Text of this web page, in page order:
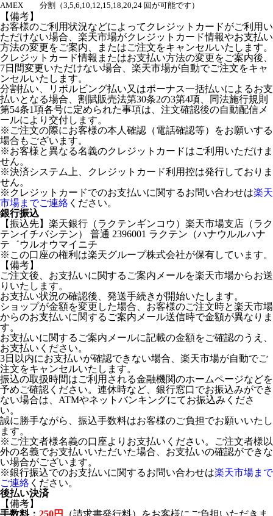
AMEX
分割（3,5,6,10,12,15,18,20,24 回が可能です）
【備考】
お客様のご利用状況などによってクレジットカードがご利用い
ただけない場合、楽天市場がクレジットカード情報やお支払い
方法の変更をご案内、またはご注文をキャンセルいたします。
クレジットカード情報またはお支払い方法の変更をご案内後、
7日間変更いただけない場合、楽天市場が自動でご注文をキャ
ンセルいたします。
分割払い、リボルビング払い又はボーナス一括払いによるお支
払いとなる場合、割賦販売法第30条2の3第4項、同法施行規則
第54条1項各号に定められた事項は、注文確認後の自動配信メ
ールにより交付します。
※ご注文の際にお客様の本人確認（電話確認等）をお願いする
場合もございます。
※お客様と異なる名義のクレジットカードはご利用いただけま
せん。
※決済システム上、クレジットカード利用控は発行しておりま
せん。
※クレジットカードでのお支払いに関するお問い合わせは楽天
市場までご連絡 ください。
銀行振込
【振込先】楽天銀行（ラクテンギンコウ）楽天市場支店（ラク
テンイチバシテン） 普通 2396001 ラクテン（ハナウルルハナ
テ゛ウルオウマイニチ
※この口座の権利は楽天グループ株式会社が保有しています。
【備考】
ご注文後、お支払いに関するご案内メールを楽天市場からお送
りいたします。
お支払い状況の確認後、発送手続きが開始いたします。
ショップが金額を変更した場合、お客様のご注文時と楽天市場
からのお支払いに関するご案内メール送信時で金額が異なりま
す。
お支払いに関するご案内メールに記載の金額をご確認のうえ、
お支払いください。
3日以内にお支払いが確認できない場合、楽天市場が自動でご
注文をキャンセルいたします。
振込の取扱時間はご利用される金融機関のホームページなどを
予めご確認ください。連休時など、銀行窓口でお振込みができ
ない場合は、ATMやネットバンキングにてお振込みくださ
い。
誠に勝手ながら、振込手数料はお客様のご負担でお願いいたし
ます。
※ご注文者様名義の口座よりお支払いください。ご注文者様以
外の名義でお支払いいただいた場合、お支払いの確認ができな
い場合がございます。
※銀行振込でのお支払いに関するお問い合わせは楽天市場まで
ご連絡 ください。
後払い決済
【備考】